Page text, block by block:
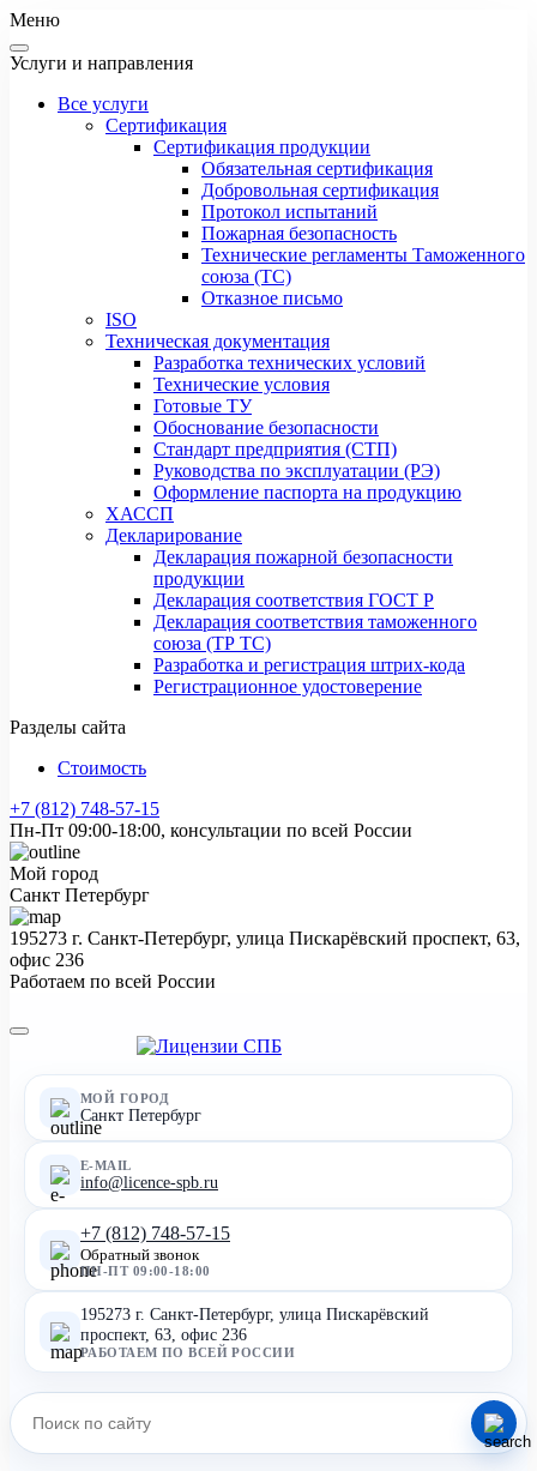
Меню
Услуги и направления
Все услуги
Сертификация
Сертификация продукции
Обязательная сертификация
Добровольная сертификация
Протокол испытаний
Пожарная безопасность
Технические регламенты Таможенного
союза (ТС)
Отказное письмо
ISO
Техническая документация
Разработка технических условий
Технические условия
Готовые ТУ
Обоснование безопасности
Стандарт предприятия (СТП)
Руководства по эксплуатации (РЭ)
Оформление паспорта на продукцию
ХАССП
Декларирование
Декларация пожарной безопасности
продукции
Декларация соответствия ГОСТ Р
Декларация соответствия таможенного
союза (ТР ТС)
Разработка и регистрация штрих-кода
Регистрационное удостоверение
Разделы сайта
Стоимость
+7 (812) 748-57-15
Пн-Пт 09:00-18:00, консультации по всей России
Мой город
Санкт Петербург
195273 г. Санкт-Петербург, улица Пискарёвский проспект, 63,
офис 236
Работаем по всей России
МОЙ ГОРОД
Санкт Петербург
E-MAIL
info@licence-spb.ru
+7 (812) 748-57-15
Обратный звонок
ПН-ПТ 09:00-18:00
195273 г. Санкт-Петербург, улица Пискарёвский
проспект, 63, офис 236
РАБОТАЕМ ПО ВСЕЙ РОССИИ